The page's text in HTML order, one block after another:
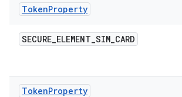
TokenProperty
SECURE_ELEMENT_SIM_CARD
TokenProperty